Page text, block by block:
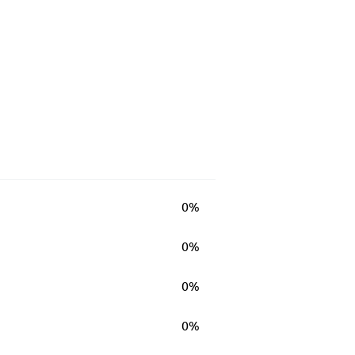
0%
0%
0%
0%